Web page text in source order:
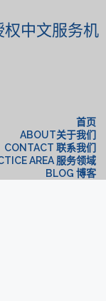
权中文服务机
首页
ABOUT关于我们
CONTACT 联系我们
AREA 服务领域
BLOG 博客